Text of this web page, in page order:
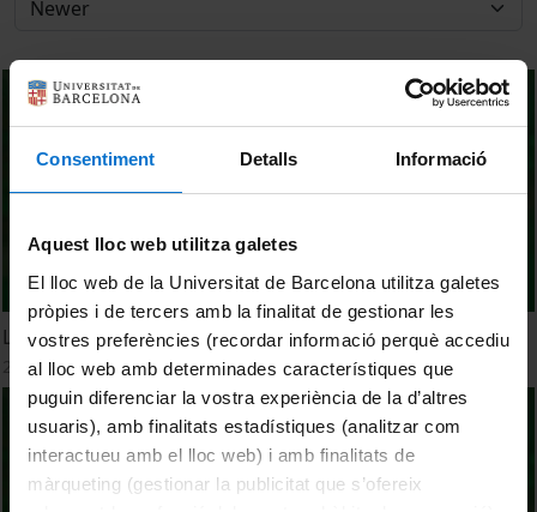
Consentiment Detalls Informació
Aquest lloc web utilitza galetes
El lloc web de la Universitat de Barcelona utilitza galetes
pròpies i de tercers amb la finalitat de gestionar les
vostres preferències (recordar informació perquè accediu
al lloc web amb determinades característiques que
puguin diferenciar la vostra experiència de la d’altres
usuaris), amb finalitats estadístiques (analitzar com
interactueu amb el lloc web) i amb finalitats de
màrqueting (gestionar la publicitat que s’ofereix
Laboratory Animal Applied Research Platform (LAARP)
24 September, 2011